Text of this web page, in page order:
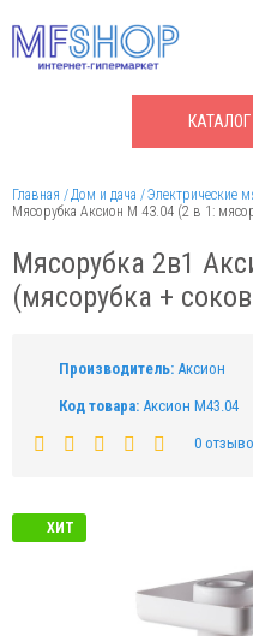
КАТАЛОГ
Главная Дом и дача
Электрические
Мясорубка Аксион М 43.04 (2 в 1:
Мясорубка 2в1
(мясорубка +
Производитель: Аксион
Код товара: Аксион М43.04
0
ХИТ